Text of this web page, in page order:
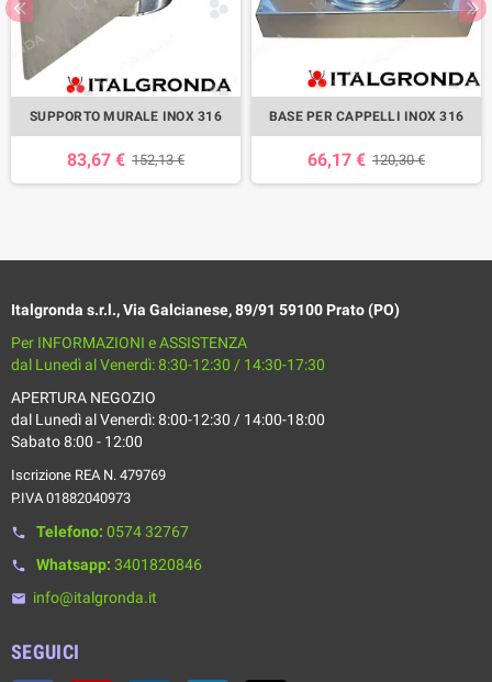
SUPPORTO MURALE INOX 316
83,67 € 152,13 €
BASE PER CAPPELLI INOX 316
66,17 € 120,30 €
Italgronda s.r.l., Via Galcianese, 89/91 59100 Prato (PO)
Per INFORMAZIONI e ASSISTENZA
dal Lunedì al Venerdì: 8:30-12:30 / 14:30-17:30
APERTURA NEGOZIO
dal Lunedì al Venerdì: 8:00-12:30 / 14:00-18:00
Sabato 8:00 - 12:00
Iscrizione REA N. 479769
P.IVA 01882040973
phone Telefono: 0574 32767
phone Whatsapp: 3401820846
email info@italgronda.it
SEGUICI